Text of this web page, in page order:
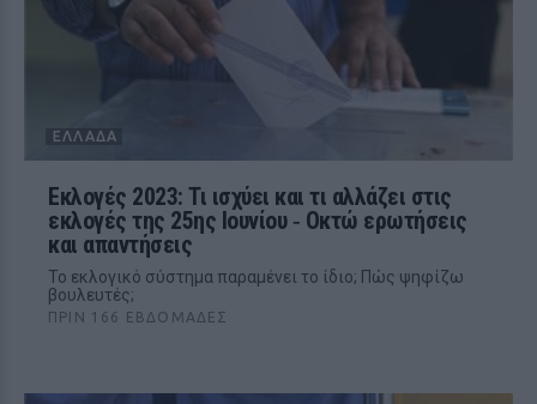
ΕΛΛΆΔΑ
Εκλογές 2023: Τι ισχύει και τι αλλάζει στις
εκλογές της 25ης Ιουνίου ‑ Οκτώ ερωτήσεις
και απαντήσεις
Το εκλογικό σύστημα παραμένει το ίδιο; Πώς ψηφίζω
βουλευτές;
ΠΡΙΝ 166 ΕΒΔΟΜΆΔΕΣ